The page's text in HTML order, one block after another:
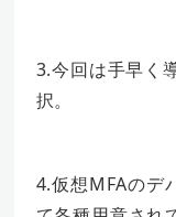
3.今回は手早く
択。
4.仮想MFAのデ